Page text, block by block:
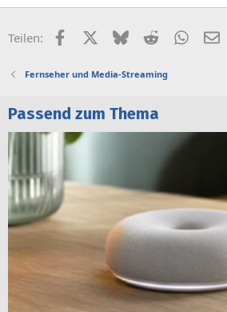
Teilen: FacebookX (Twitter)
BlueskyReddit
Fernseher und Media-Streaming
Passend zum Thema